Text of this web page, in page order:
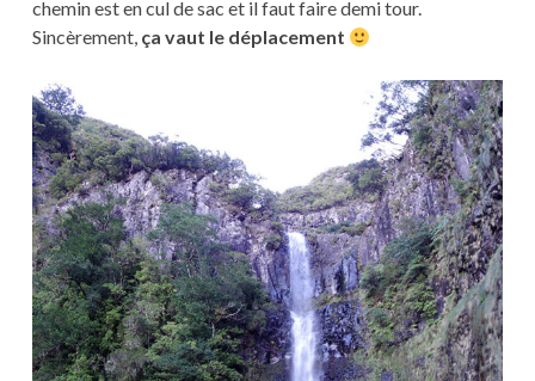
chemin est en cul de sac et il faut faire demi tour.
Sincèrement, ça vaut le déplacement